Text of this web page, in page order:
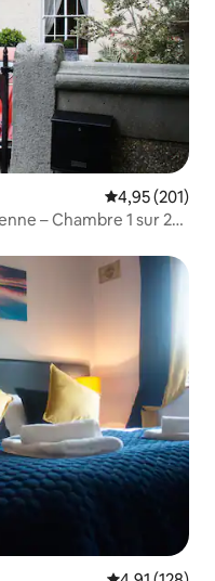
Évaluation
4,95 (201)
– Chambre 1 sur 2